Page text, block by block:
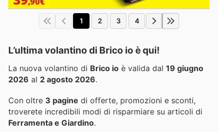
1 2 3 4
L’ultima volantino di Brico io è qui!
La nuova volantino di Brico io è valida dal 19 giugno
2026 al 2 agosto 2026.
Con oltre 3 pagine di offerte, promozioni e sconti,
troverete incredibili modi di risparmiare su articoli di
Ferramenta e Giardino.